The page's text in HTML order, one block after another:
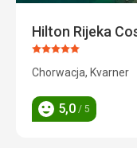
Hilton Rijeka
Ocena:
5/5
Chorwacja, Kvarner
Ocena
5,0 / 5